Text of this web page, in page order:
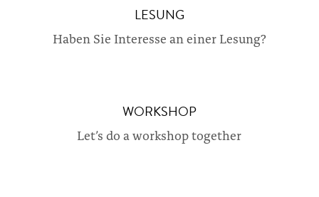
LESUNG
Haben Sie Interesse an einer Lesung?
WORKSHOP
Let’s do a workshop together